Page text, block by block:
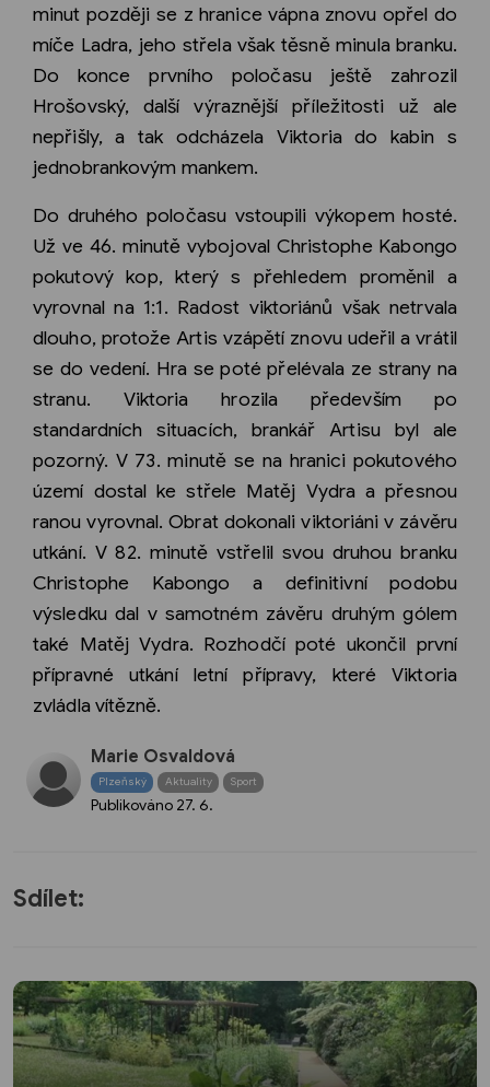
minut později se z hranice vápna znovu opřel do
míče Ladra, jeho střela však těsně minula branku.
Do konce prvního poločasu ještě zahrozil
Hrošovský, další výraznější příležitosti už ale
nepřišly, a tak odcházela Viktoria do kabin s
jednobrankovým mankem.
Do druhého poločasu vstoupili výkopem hosté.
Už ve 46. minutě vybojoval Christophe Kabongo
pokutový kop, který s přehledem proměnil a
vyrovnal na 1:1. Radost viktoriánů však netrvala
dlouho, protože Artis vzápětí znovu udeřil a vrátil
se do vedení. Hra se poté přelévala ze strany na
stranu. Viktoria hrozila především po
standardních situacích, brankář Artisu byl ale
pozorný. V 73. minutě se na hranici pokutového
území dostal ke střele Matěj Vydra a přesnou
ranou vyrovnal. Obrat dokonali viktoriáni v závěru
utkání. V 82. minutě vstřelil svou druhou branku
Christophe Kabongo a definitivní podobu
výsledku dal v samotném závěru druhým gólem
také Matěj Vydra. Rozhodčí poté ukončil první
přípravné utkání letní přípravy, které Viktoria
zvládla vítězně.
Marie Osvaldová
Plzeňský Aktuality Sport
Publikováno 27. 6.
Sdílet: